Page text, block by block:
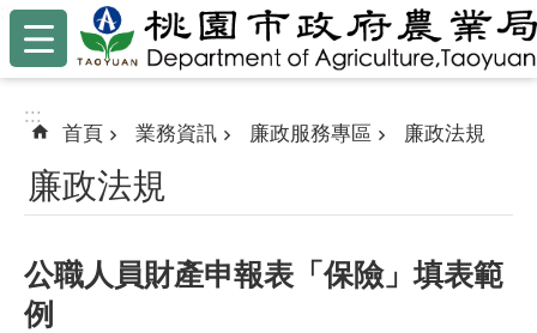
跳到主要內容區塊
:::
:::
首頁 業務資訊 廉政服務專區 廉政法規
廉政法規
公職人員財產申報表「保險」填表範
例